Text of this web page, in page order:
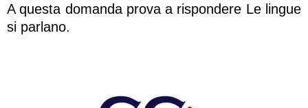
A questa domanda prova a rispondere Le lingue
si parlano.